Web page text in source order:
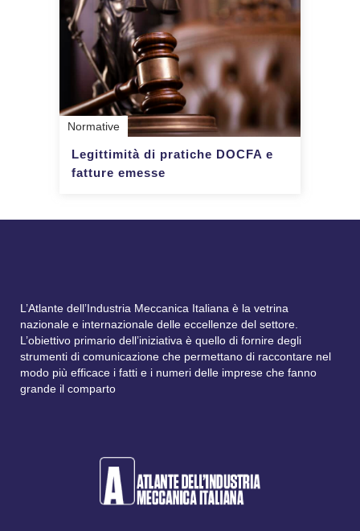
Normative
Legittimità di pratiche DOCFA e
fatture emesse
L’Atlante dell’Industria Meccanica Italiana è la vetrina
nazionale e internazionale delle eccellenze del settore.
L’obiettivo primario dell’iniziativa è quello di fornire degli
strumenti di comunicazione che permettano di raccontare nel
modo più efficace i fatti e i numeri delle imprese che fanno
grande il comparto